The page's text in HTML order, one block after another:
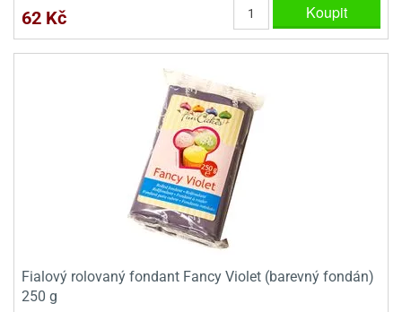
62 Kč Koupit
Fialový rolovaný fondant Fancy Violet (barevný fondán)
250 g